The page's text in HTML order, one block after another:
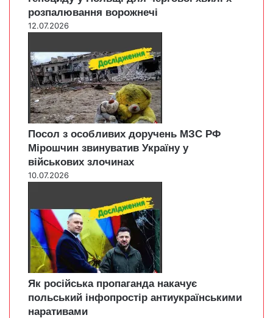
розпалювання ворожнечі
12.07.2026
Посол з особливих доручень МЗС РФ
Мірошчин звинуватив Україну у
військових злочинах
10.07.2026
Як російська пропаганда накачує
польський інфопростір антиукраїнськими
наративами